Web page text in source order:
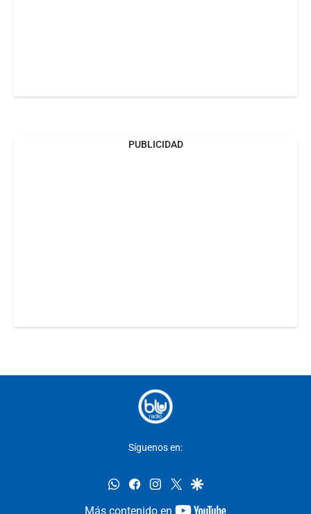
PUBLICIDAD
Síguenos en:
whatsappfacebookinstagram
twittergoogle
Más contenido en
youtube-